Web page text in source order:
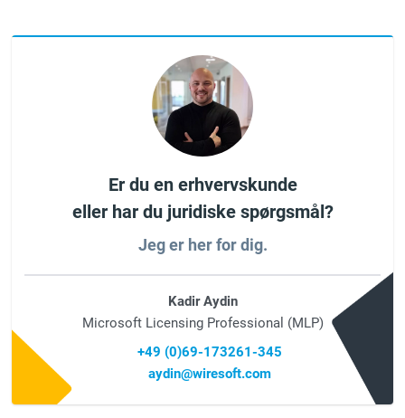
Er du en erhvervskunde
eller har du juridiske spørgsmål?
Jeg er her for dig.
Kadir Aydin
Microsoft Licensing Professional (MLP)
+49 (0)69-173261-345
aydin@wiresoft.com